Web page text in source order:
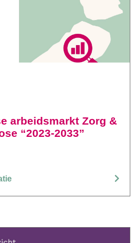
arbeidsmarkt Zorg &
“2023-2033”